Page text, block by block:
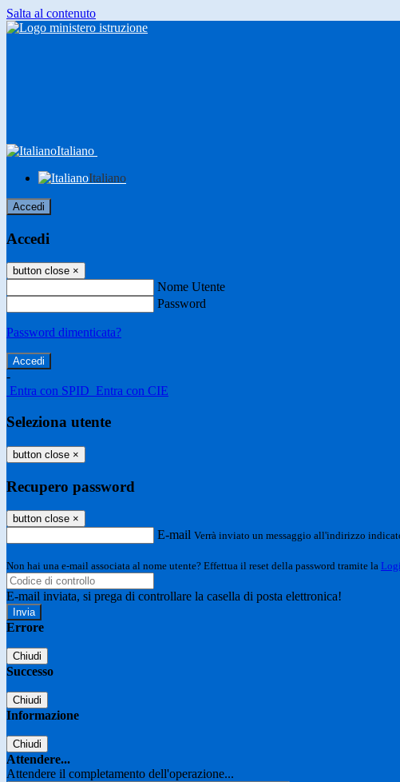
Salta al contenuto
Italiano
Italiano
Accedi
Accedi
button close ×
Nome Utente
Password
Password dimenticata?
-
Entra con SPID Entra con CIE
Seleziona utente
button close ×
Recupero password
button close ×
E-mail Verrà inviato un messaggio all'indirizzo
Non hai una e-mail associata al nome utente? Effettua il reset della password tramite la
E-mail inviata, si prega di controllare la casella di posta elettronica!
Errore
Chiudi
Successo
Chiudi
Informazione
Chiudi
Attendere...
Attendere il completamento dell'operazione...